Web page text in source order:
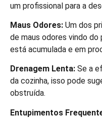
um profissional para a
Maus Odores: Um dos
de maus odores vindo do
está acumulada e em
Drenagem Lenta: Se a
da cozinha, isso pode
obstruída.
Entupimentos